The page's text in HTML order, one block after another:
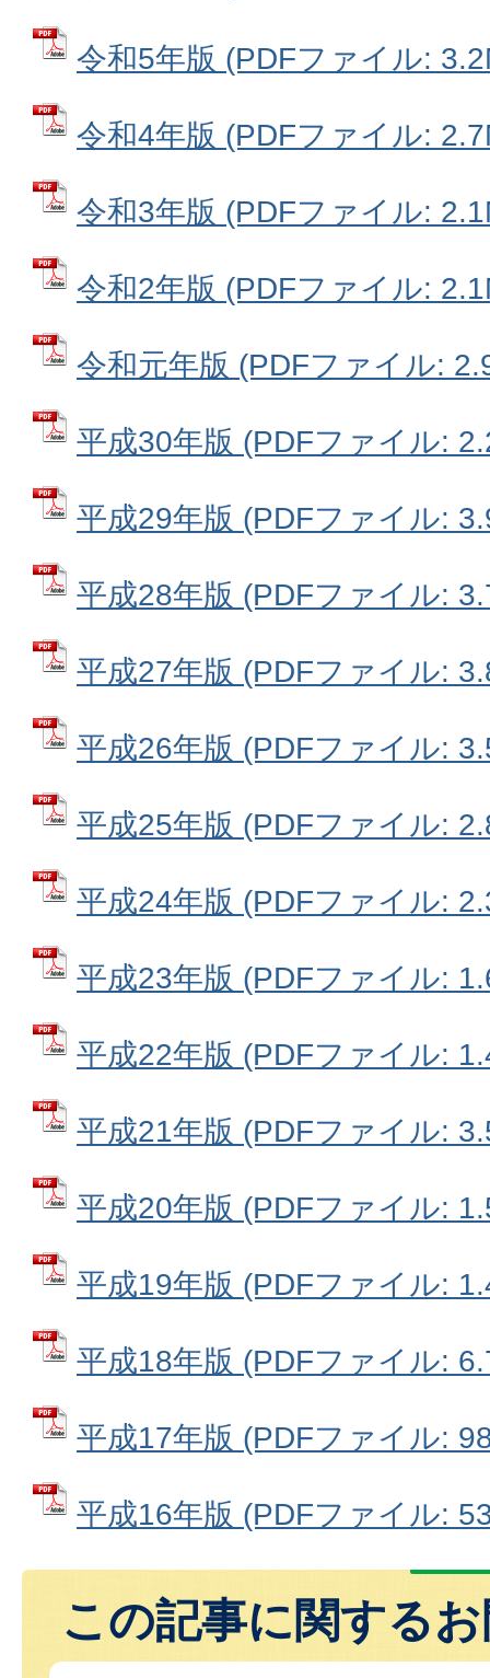
令和5年版 (PDFファイル:
令和4年版 (PDFファイル:
令和3年版 (PDFファイル:
令和2年版 (PDFファイル:
令和元年版 (PDFファイル:
平成30年版 (PDFファイル:
平成29年版 (PDFファイル:
平成28年版 (PDFファイル:
平成27年版 (PDFファイル:
平成26年版 (PDFファイル:
平成25年版 (PDFファイル:
平成24年版 (PDFファイル:
平成23年版 (PDFファイル:
平成22年版 (PDFファイル:
平成21年版 (PDFファイル:
平成20年版 (PDFファイル:
平成19年版 (PDFファイル:
平成18年版 (PDFファイル:
平成17年版 (PDFファイル:
平成16年版 (PDFファイル:
この記事に関する